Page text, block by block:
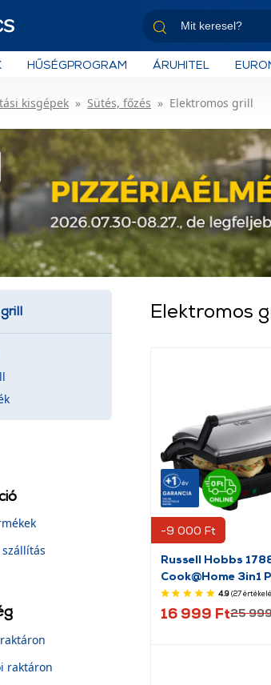
HŰSÉGPROGRAM ÁRUHITEL
kisgépek Sütés, főzés Elektromos grill
raktáron
Elektromos
-9 000 Ft
Russell Hobbs
Cook@Home 3in1
sütő és grill
4.9(27
16 999 Ft25